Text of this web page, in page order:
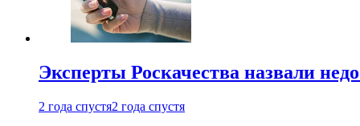
Эксперты Роскачества назвали
2 года спустя2 года спустя